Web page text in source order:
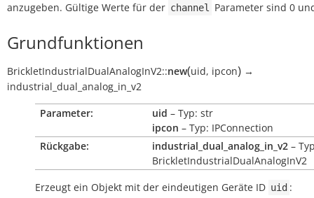
anzugeben. Gültige Werte für der channel Parameter sind 0
Grundfunktionen
BrickletIndustrialDualAnalogInV2::new(uid, ipcon) →
industrial_dual_analog_in_v2
Parameter:
uid – Typ: str
ipcon – Typ: IPConnection
Rückgabe:
industrial_dual_analog_in_v2 –
BrickletIndustrialDualAnalogInV2
Erzeugt ein Objekt mit der eindeutigen Geräte ID uid :